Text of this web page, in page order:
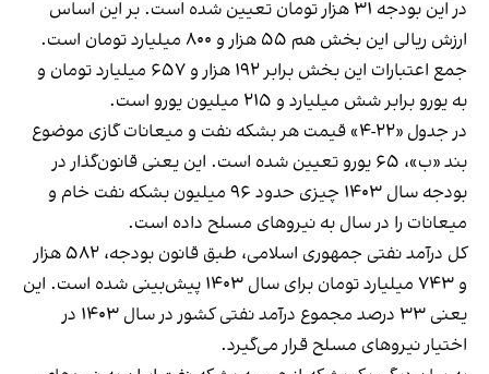
در این بودجه ۳۱ هزار تومان تعیین شده است. بر این اساس
ارزش ریالی این بخش هم ۵۵ هزار و ۸۰۰ میلیارد تومان است.
جمع اعتبارات این بخش برابر ۱۹۲ هزار و ۶۵۷ میلیارد تومان و
به یورو برابر شش میلیارد و ۲۱۵ میلیون یورو است.
در جدول «۲۲-۴» قیمت هر بشکه نفت و میعانات گازی موضوع
بند «ب»، ۶۵ یورو تعیین شده است. این یعنی قانون‌گذار در
بودجه سال ۱۴۰۳ چیزی حدود ۹۶ میلیون بشکه نفت‌ خام و
میعانات را در سال به نیروهای مسلح داده است.
کل درآمد نفتی جمهوری اسلامی، طبق قانون بودجه، ۵۸۲ هزار
و ۷۴۳ میلیارد تومان برای سال ۱۴۰۳ پیش‌بینی شده است. این
یعنی ۳۳ درصد مجموع درآمد نفتی کشور در سال ۱۴۰۳ در
اختیار نیروهای مسلح قرار می‌گیرد.